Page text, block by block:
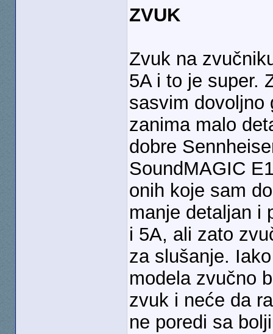
ZVUK
Zvuk na
5A i to je super.
sasvim dovoljno
zanima malo
dobre
SoundMAGIC
onih koje sam
manje detaljan i
i 5A, ali zato
za slušanje.
modela zvučno
zvuk i neće da
ne poredi sa